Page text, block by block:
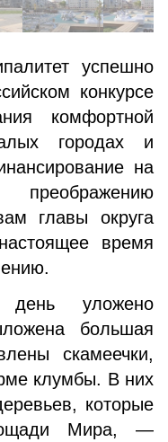
успешно
конкурсе
комфортной
городах и
на
главы округа
время
уложено
большая
скамеечки,
клумбы. В них
которые
Мира, —